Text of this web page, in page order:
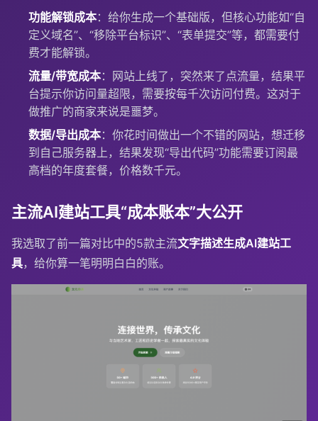
功能解锁成本：给你生成一个基础版，但核心功能如“自
定义域名”、“移除平台标识”、“表单提交”等，都需要付
费才能解锁。
流量/带宽成本：网站上线了，突然来了点流量，结果平
台提示你访问量超限，需要按每千次访问付费。这对于
做推广的商家来说是噩梦。
数据/导出成本：你花时间做出一个不错的网站，想迁移
到自己服务器上，结果发现“导出代码”功能需要订阅最
高档的年度套餐，价格数千元。
主流AI建站工具“成本账本”大公开
我选取了前一篇对比中的5款主流文字描述生成AI建站工
具，给你算一笔明明白白的账。